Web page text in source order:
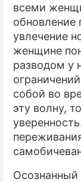
всеми
обновление
увлечение
женщине
разводом у
собой во
эту волну,
Осознанный